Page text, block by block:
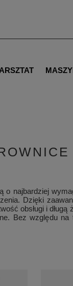
najbardziej
Dzięki
obsługi i
Bez względu